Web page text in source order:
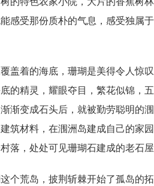
感受那份质朴的气息，感受独属
盖着的海底，珊瑚是美得令人惊
的精灵，耀眼夺目，繁花似锦，
渐变成石头后，就被勤劳聪明的
筑材料，在涠洲岛建成自己的家
落，处处可见珊瑚石建成的老石
个荒岛，披荆斩棘开始了孤岛的